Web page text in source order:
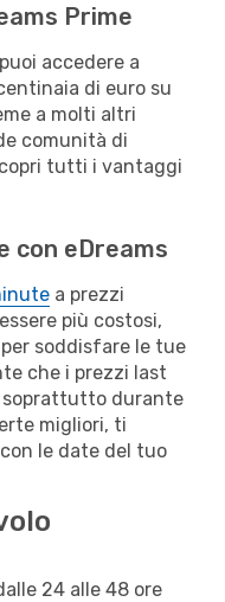
Prime
accedere a
di euro su
a molti altri
comunità di
tutti i vantaggi
con eDreams
a prezzi
più costosi,
soddisfare le tue
che i prezzi last
soprattutto durante
migliori, ti
le date del tuo
24 alle 48 ore